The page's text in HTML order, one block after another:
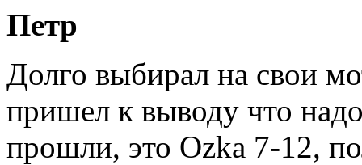
Петр
Долго выбирал на свои
пришел к выводу что
прошли, это Ozka 7-12,